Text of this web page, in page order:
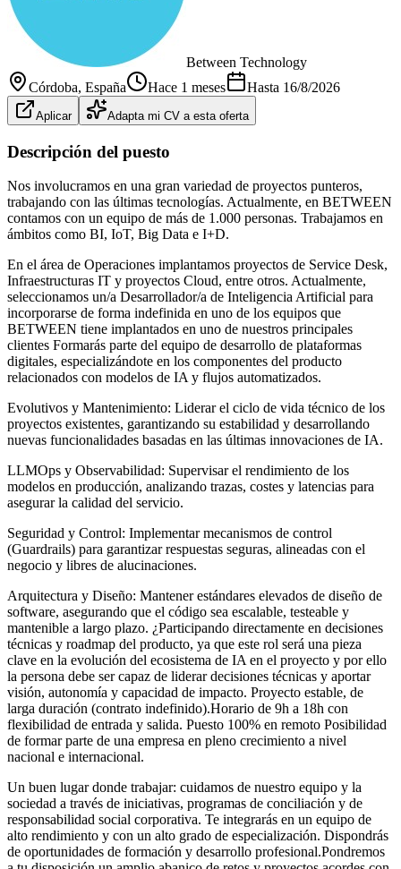
Between Technology
Córdoba, España Hace 1 meses Hasta 16/8/2026
Aplicar Adapta mi CV a esta oferta
Descripción del puesto
Nos involucramos en una gran variedad de proyectos punteros,
trabajando con las últimas tecnologías. Actualmente, en BETWEEN
contamos con un equipo de más de 1.000 personas. Trabajamos en
ámbitos como BI, IoT, Big Data e I+D.
En el área de Operaciones implantamos proyectos de Service Desk,
Infraestructuras IT y proyectos Cloud, entre otros. Actualmente,
seleccionamos un/a Desarrollador/a de Inteligencia Artificial para
incorporarse de forma indefinida en uno de los equipos que
BETWEEN tiene implantados en uno de nuestros principales
clientes Formarás parte del equipo de desarrollo de plataformas
digitales, especializándote en los componentes del producto
relacionados con modelos de IA y flujos automatizados.
Evolutivos y Mantenimiento: Liderar el ciclo de vida técnico de los
proyectos existentes, garantizando su estabilidad y desarrollando
nuevas funcionalidades basadas en las últimas innovaciones de IA.
LLMOps y Observabilidad: Supervisar el rendimiento de los
modelos en producción, analizando trazas, costes y latencias para
asegurar la calidad del servicio.
Seguridad y Control: Implementar mecanismos de control
(Guardrails) para garantizar respuestas seguras, alineadas con el
negocio y libres de alucinaciones.
Arquitectura y Diseño: Mantener estándares elevados de diseño de
software, asegurando que el código sea escalable, testeable y
mantenible a largo plazo. ¿Participando directamente en decisiones
técnicas y roadmap del producto, ya que este rol será una pieza
clave en la evolución del ecosistema de IA en el proyecto y por ello
la persona debe ser capaz de liderar decisiones técnicas y aportar
visión, autonomía y capacidad de impacto. Proyecto estable, de
larga duración (contrato indefinido).Horario de 9h a 18h con
flexibilidad de entrada y salida. Puesto 100% en remoto Posibilidad
de formar parte de una empresa en pleno crecimiento a nivel
nacional e internacional.
Un buen lugar donde trabajar: cuidamos de nuestro equipo y la
sociedad a través de iniciativas, programas de conciliación y de
responsabilidad social corporativa. Te integrarás en un equipo de
alto rendimiento y con un alto grado de especialización. Dispondrás
de oportunidades de formación y desarrollo profesional.Pondremos